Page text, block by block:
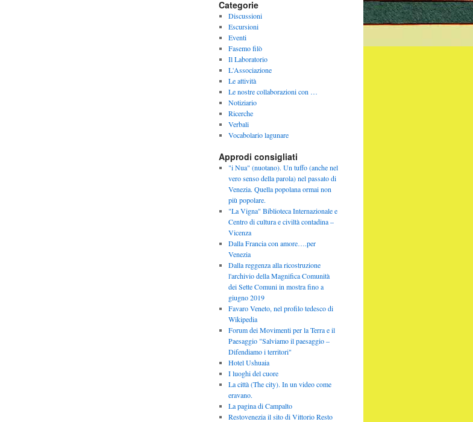
Categorie
Discussioni
Escursioni
Eventi
Fasemo filò
Il Laboratorio
L'Associazione
Le attività
Le nostre collaborazioni con …
Notiziario
Ricerche
Verbali
Vocabolario lagunare
Approdi consigliati
"i Nua" (nuotano). Un tuffo (anche nel
vero senso della parola) nel passato di
Venezia. Quella popolana ormai non
più popolare.
"La Vigna" Biblioteca Internazionale e
Centro di cultura e civiltà contadina –
Vicenza
Dalla Francia con amore….per
Venezia
Dalla reggenza alla ricostruzione
l'archivio della Magnifica Comunità
dei Sette Comuni in mostra fino a
giugno 2019
Favaro Veneto, nel profilo tedesco di
Wikipedia
Forum dei Movimenti per la Terra e il
Paesaggio "Salviamo il paesaggio –
Difendiamo i territori"
Hotel Ushuaia
I luoghi del cuore
La città (The city). In un video come
eravano.
La pagina di Campalto
Restovenezia il sito di Vittorio Resto